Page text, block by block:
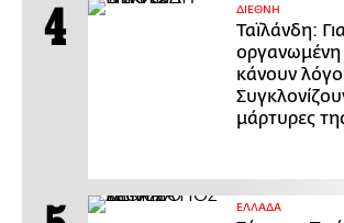
ΔΙΕΘΝΗ
Ταϊλάνδη:
οργανωμένη
κάνουν λόγο
μάρτυρες
ΕΛΛΑΔΑ